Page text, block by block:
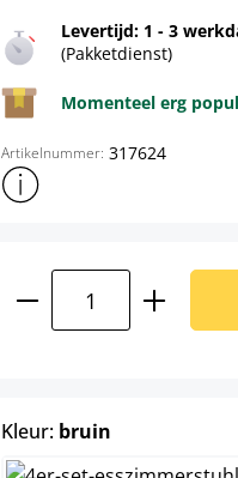
Levertijd: 1 - 3
(Pakketdienst)
Momenteel erg
Artikelnummer: 317624
Toon meer productinformatie
Kleur: bruin